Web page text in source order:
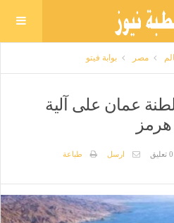
مصر بوابة فيتو
عمان على آلية
0 تعليق ارسل طباعة